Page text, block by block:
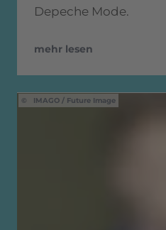
Depeche Mode.
mehr lesen
IMAGO / Future Image